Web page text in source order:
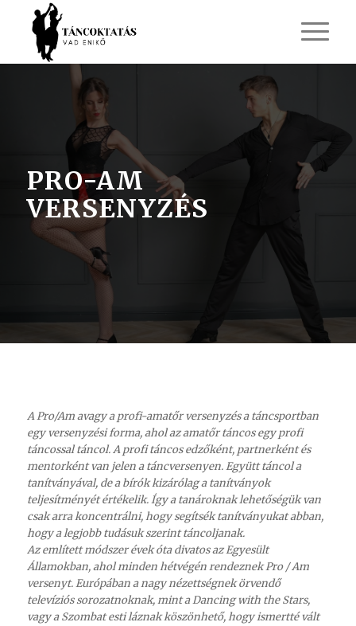
PRO-AM
VERSENYZÉS
A Pro/Am avagy a profi-amatőr versenyzés a táncsportban
egy versenyzési forma, ahol az amatőr táncos egy profi
táncossal táncol. A profi táncos edzőként, partnerként és
mentorként van jelen a táncversenyen. Együtt táncol a
tanítványával, de a bírók kizárólag a tanítványok
teljesítményét értékelik. Így a tanároknak lehetőségük van
csak arra koncentrálni, hogy segítsék tanítványukat abban,
hogy a legjobb tudásuk szerint táncoljanak.
Az említett módszer évek óta divatos az Egyesült
Államokban, ahol minden hétvégén rendeznek Pro / Am
versenyt. Európában a nagy nézettségnek örvendő
televíziós sorozatnoknak, mint a Dancing with the Stars,
vagy a Szombat esti láznak köszönhető, hogy ismertté vált